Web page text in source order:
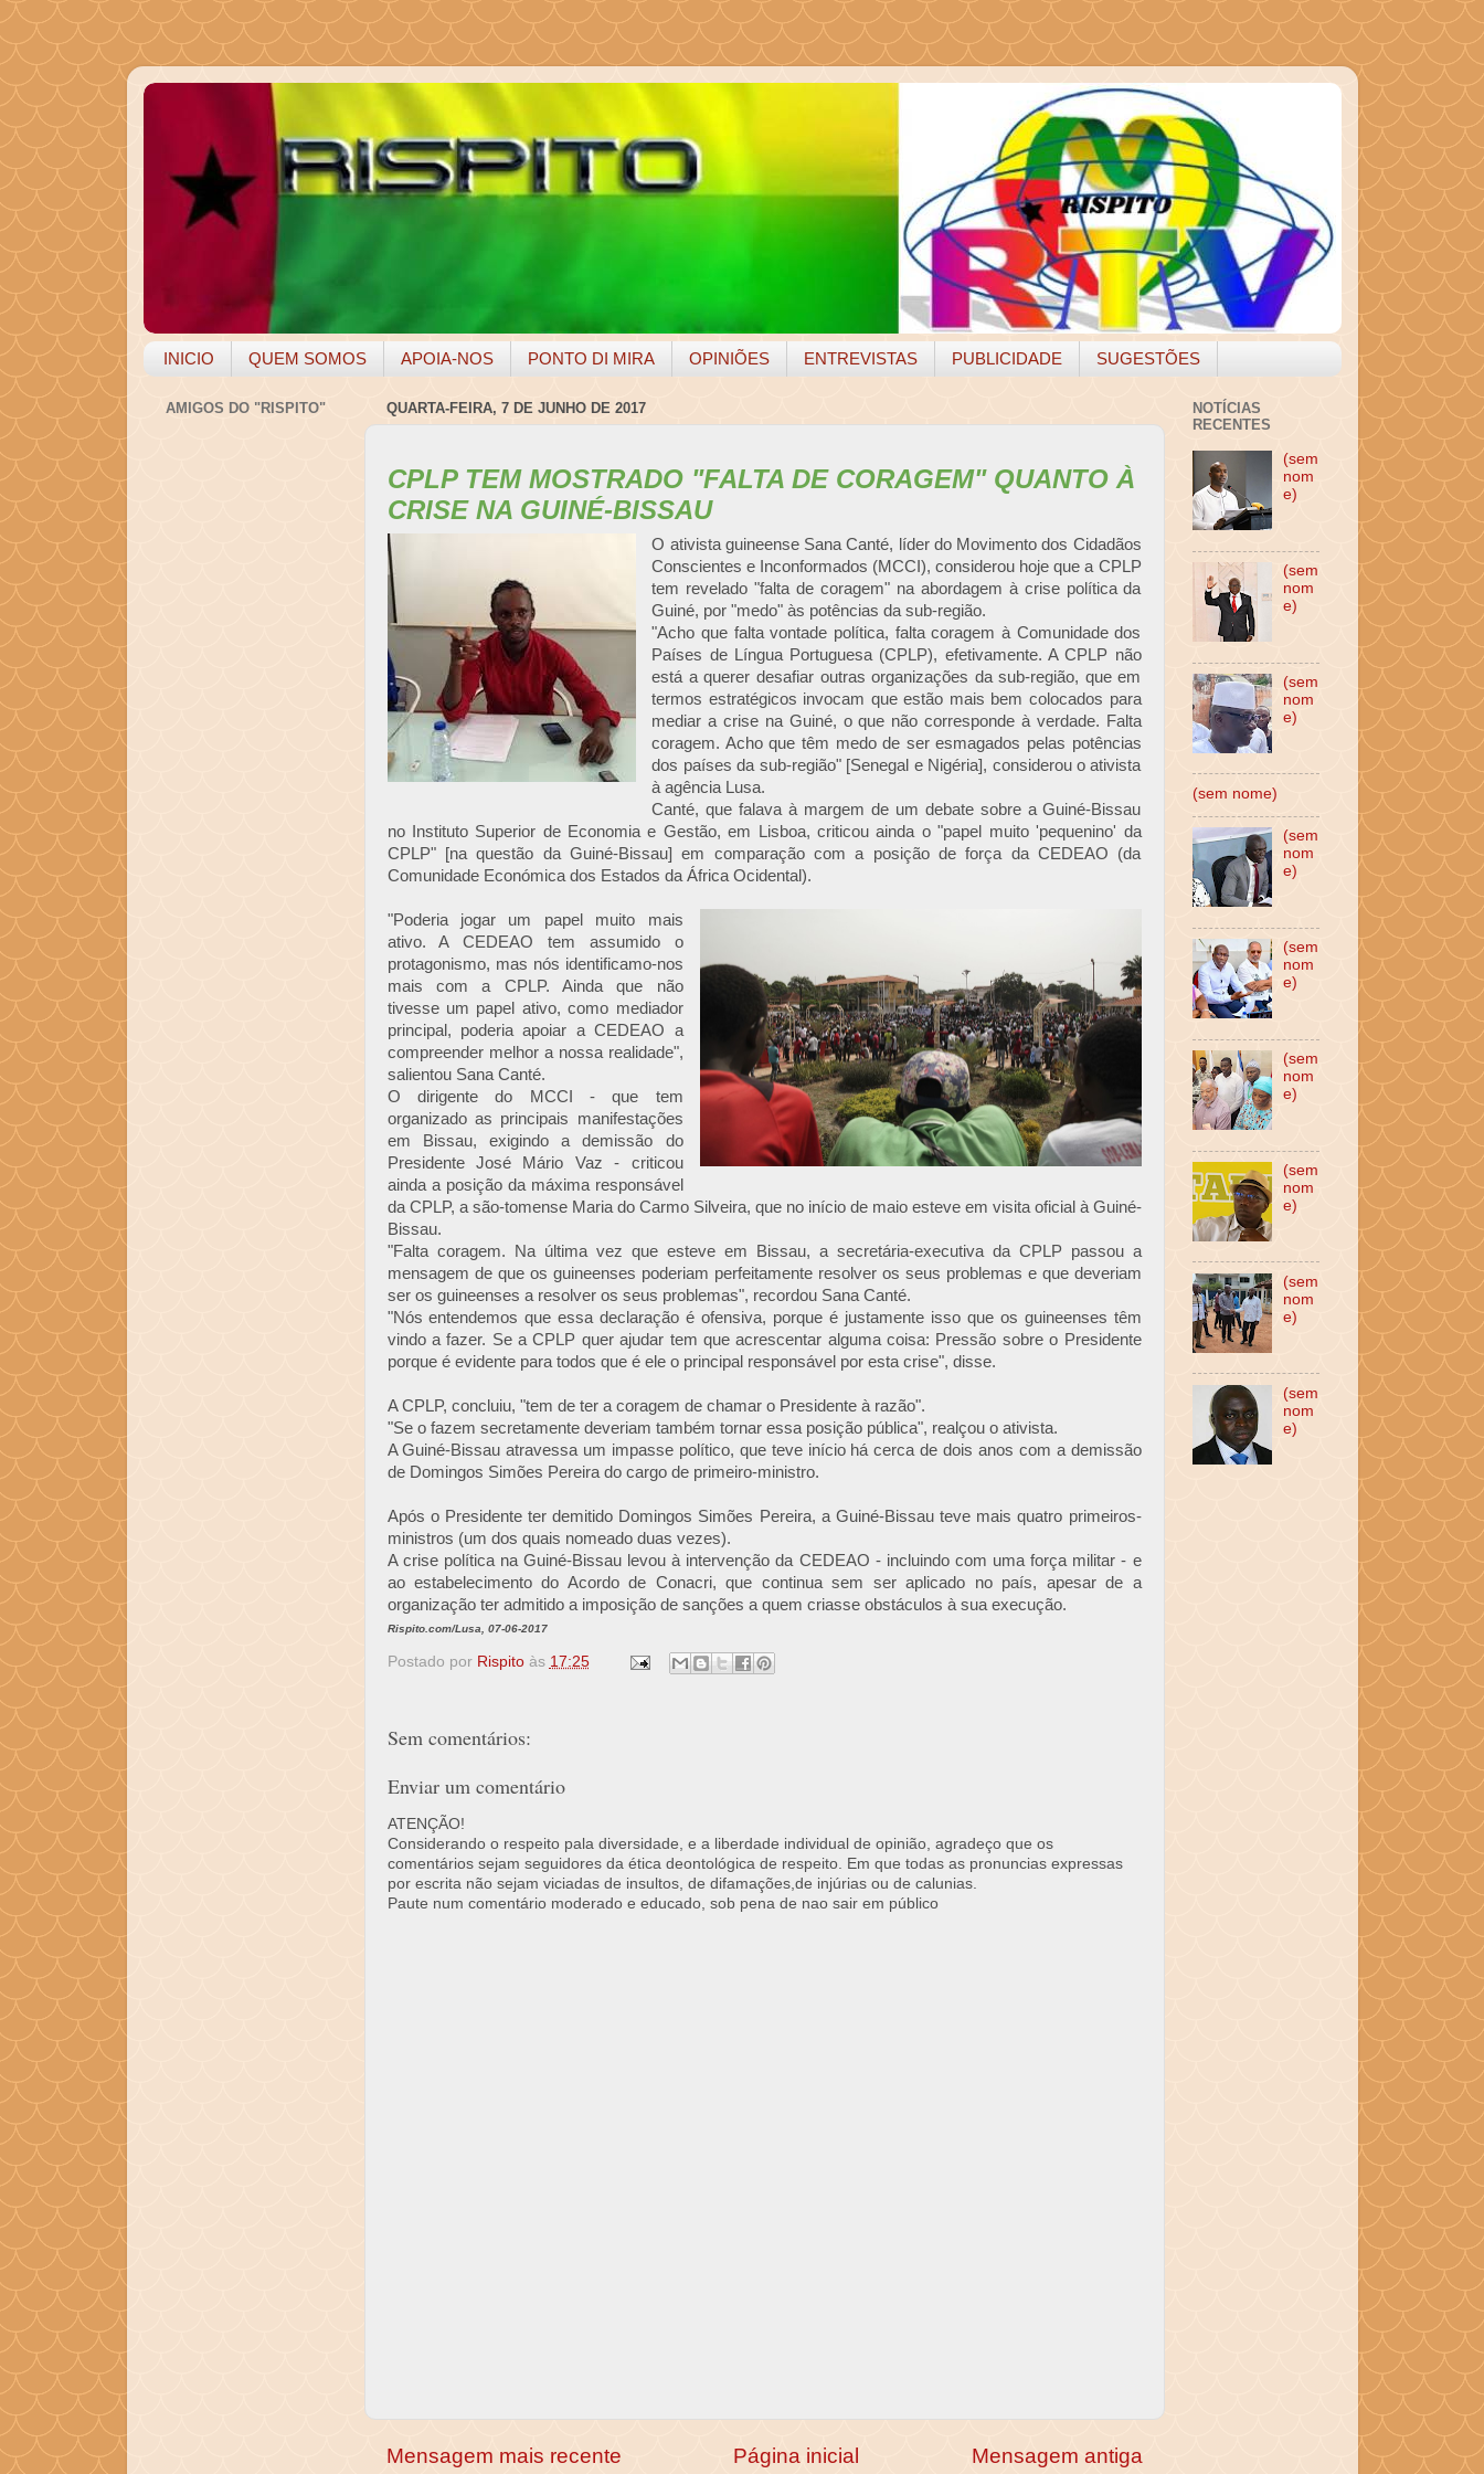
INICIO QUEM SOMOS APOIA-NOS PONTO DI MIRA OPINIÕES ENTREVISTAS PUBLICIDADE SUGESTÕES
QUARTA-FEIRA, 7 DE JUNHO DE 2017
CPLP TEM MOSTRADO "FALTA DE CORAGEM" QUANTO À
CRISE NA GUINÉ-BISSAU
O ativista guineense Sana Canté, líder do Movimento dos Cidadãos
Conscientes e Inconformados (MCCI), considerou hoje que a CPLP
tem revelado "falta de coragem" na abordagem à crise política da
Guiné, por "medo" às potências da sub-região.
"Acho que falta vontade política, falta coragem à Comunidade dos
Países de Língua Portuguesa (CPLP), efetivamente. A CPLP não
está a querer desafiar outras organizações da sub-região, que em
termos estratégicos invocam que estão mais bem colocados para
mediar a crise na Guiné, o que não corresponde à verdade. Falta
coragem. Acho que têm medo de ser esmagados pelas potências
dos países da sub-região" [Senegal e Nigéria], considerou o ativista
à agência Lusa.
Canté, que falava à margem de um debate sobre a Guiné-Bissau
no Instituto Superior de Economia e Gestão, em Lisboa, criticou ainda o "papel muito 'pequenino' da
CPLP" [na questão da Guiné-Bissau] em comparação com a posição de força da CEDEAO (da
Comunidade Económica dos Estados da África Ocidental).
"Poderia jogar um papel muito mais
ativo. A CEDEAO tem assumido o
protagonismo, mas nós identificamo-nos
mais com a CPLP. Ainda que não
tivesse um papel ativo, como mediador
principal, poderia apoiar a CEDEAO a
compreender melhor a nossa realidade",
salientou Sana Canté.
O dirigente do MCCI - que tem
organizado as principais manifestações
em Bissau, exigindo a demissão do
Presidente José Mário Vaz - criticou
ainda a posição da máxima responsável
da CPLP, a são-tomense Maria do Carmo Silveira, que no início de maio esteve em visita oficial à Guiné-
Bissau.
"Falta coragem. Na última vez que esteve em Bissau, a secretária-executiva da CPLP passou a
mensagem de que os guineenses poderiam perfeitamente resolver os seus problemas e que deveriam
ser os guineenses a resolver os seus problemas", recordou Sana Canté.
"Nós entendemos que essa declaração é ofensiva, porque é justamente isso que os guineenses têm
vindo a fazer. Se a CPLP quer ajudar tem que acrescentar alguma coisa: Pressão sobre o Presidente
porque é evidente para todos que é ele o principal responsável por esta crise", disse.
A CPLP, concluiu, "tem de ter a coragem de chamar o Presidente à razão".
"Se o fazem secretamente deveriam também tornar essa posição pública", realçou o ativista.
A Guiné-Bissau atravessa um impasse político, que teve início há cerca de dois anos com a demissão
de Domingos Simões Pereira do cargo de primeiro-ministro.
Após o Presidente ter demitido Domingos Simões Pereira, a Guiné-Bissau teve mais quatro primeiros-
ministros (um dos quais nomeado duas vezes).
A crise política na Guiné-Bissau levou à intervenção da CEDEAO - incluindo com uma força militar - e
ao estabelecimento do Acordo de Conacri, que continua sem ser aplicado no país, apesar de a
organização ter admitido a imposição de sanções a quem criasse obstáculos à sua execução.
Rispito.com/Lusa, 07-06-2017
Postado por Rispito às 17:25
Sem comentários:
Enviar um comentário
ATENÇÃO!
Considerando o respeito pala diversidade, e a liberdade individual de opinião, agradeço que os
comentários sejam seguidores da ética deontológica de respeito. Em que todas as pronuncias expressas
por escrita não sejam viciadas de insultos, de difamações,de injúrias ou de calunias.
Paute num comentário moderado e educado, sob pena de nao sair em público
Mensagem mais recente Mensagem antiga
Página inicial
AMIGOS DO "RISPITO"
NOTÍCIAS
RECENTES
(sem
nom
e)
(sem
nom
e)
(sem
nom
e)
(sem nome)
(sem
nom
e)
(sem
nom
e)
(sem
nom
e)
(sem
nom
e)
(sem
nom
e)
(sem
nom
e)